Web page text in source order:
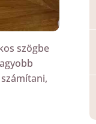
szögbe